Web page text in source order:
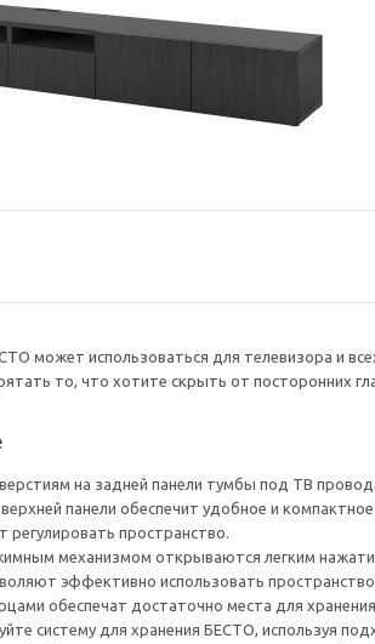
может использоваться для телевизора и
то, что хотите скрыть от посторонних
на задней панели тумбы под ТВ
панели обеспечит удобное и
пространство.
механизмом открываются легким
эффективно использовать
обеспечат достаточно места для
систему для хранения БЕСТО, используя